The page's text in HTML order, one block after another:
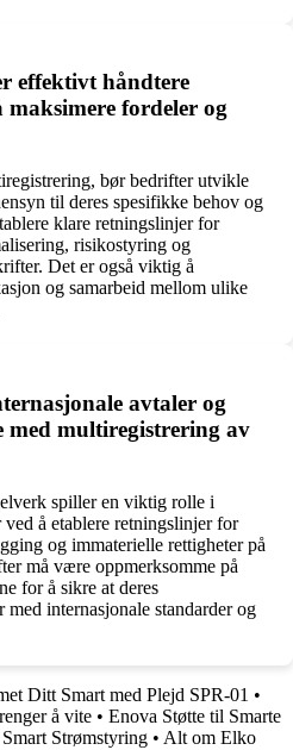
effektivt håndtere
fordeler og
bør bedrifter utvikle
til deres spesifikke behov og
klare retningslinjer for
risikostyring og
Det er også viktig å
og samarbeid mellom ulike
avtaler og
med multiregistrering av
spiller en viktig rolle i
å etablere retningslinjer for
og immaterielle rettigheter på
må være oppmerksomme på
for å sikre at deres
internasjonale standarder og
Ditt Smart med Plejd SPR-01 •
å vite • Enova Støtte til Smarte
Strømstyring • Alt om Elko